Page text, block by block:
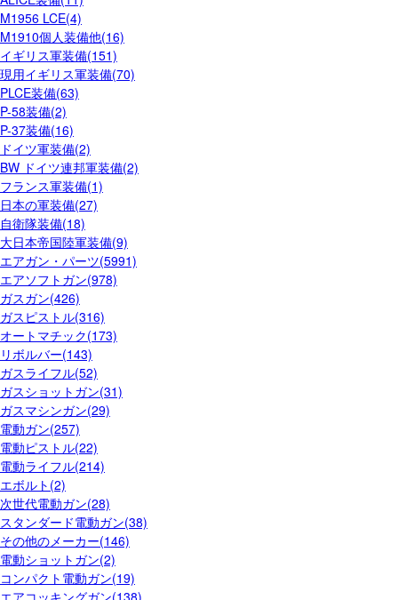
M1956 LCE(4)
M1910個人装備他(16)
イギリス軍装備(151)
現用イギリス軍装備(70)
PLCE装備(63)
P-58装備(2)
P-37装備(16)
ドイツ軍装備(2)
BW ドイツ連邦軍装備(2)
フランス軍装備(1)
日本の軍装備(27)
自衛隊装備(18)
大日本帝国陸軍装備(9)
エアガン・パーツ(5991)
エアソフトガン(978)
ガスガン(426)
ガスピストル(316)
オートマチック(173)
リボルバー(143)
ガスライフル(52)
ガスショットガン(31)
ガスマシンガン(29)
電動ガン(257)
電動ピストル(22)
電動ライフル(214)
エボルト(2)
次世代電動ガン(28)
スタンダード電動ガン(38)
その他のメーカー(146)
電動ショットガン(2)
コンパクト電動ガン(19)